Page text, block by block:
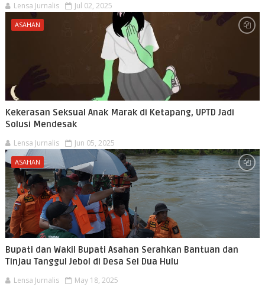
Lensa Jurnalis Jul 02, 2025
ASAHAN
Kekerasan Seksual Anak Marak di Ketapang, UPTD Jadi
Solusi Mendesak
Lensa Jurnalis Jun 05, 2025
ASAHAN
Bupati dan Wakil Bupati Asahan Serahkan Bantuan dan
Tinjau Tanggul Jebol di Desa Sei Dua Hulu
Lensa Jurnalis May 18, 2025